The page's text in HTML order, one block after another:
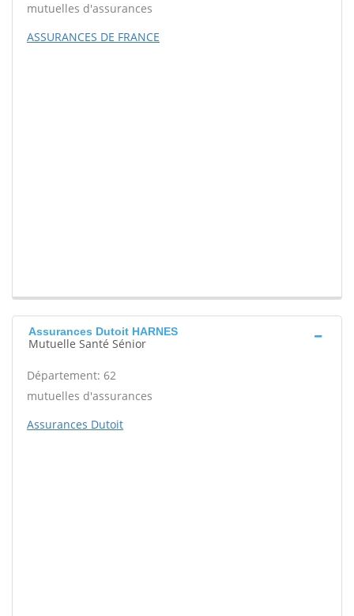
mutuelles d'assurances
ASSURANCES DE FRANCE
Assurances Dutoit HARNES
Mutuelle Santé Sénior
Département: 62
mutuelles d'assurances
Assurances Dutoit